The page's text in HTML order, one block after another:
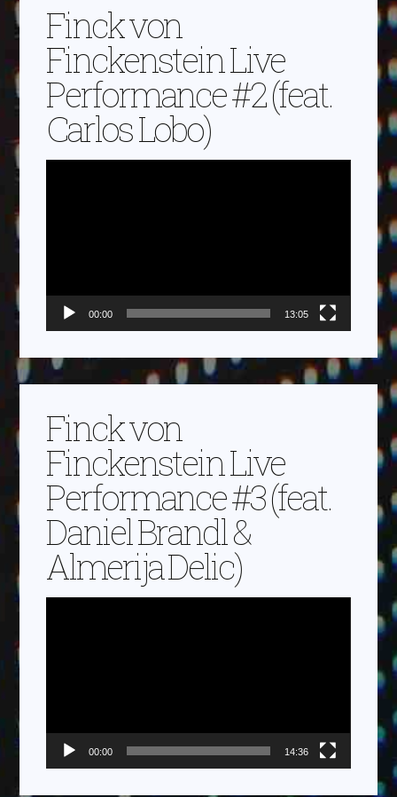
Finck von
Finckenstein Live
Performance #2 (feat.
Carlos Lobo)
00:00 13:05
Finck von
Finckenstein Live
Performance #3 (feat.
Daniel Brandl &
Almerija Delic)
00:00 14:36